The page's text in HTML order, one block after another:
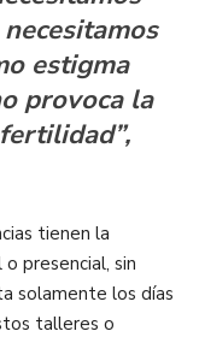
estigma
provoca la
tienen la
presencial, sin
solamente los días
talleres o